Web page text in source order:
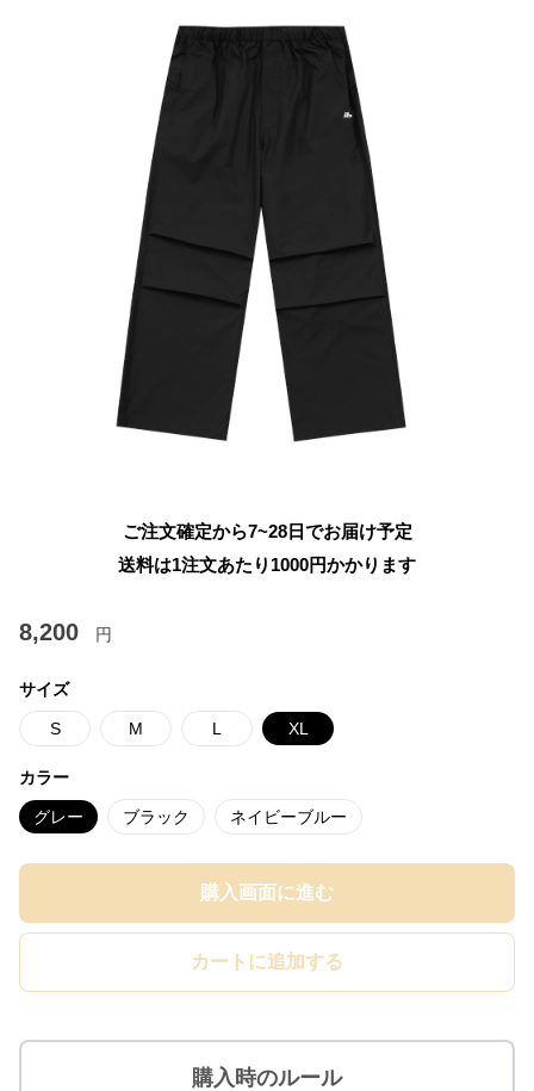
ご注文確定から7~28日でお届け予定
送料は1注文あたり 1000円かかります
8,200 円
サイズ
S M L XL
カラー
グレー ブラック ネイビーブルー
購入画面に進む
カートに追加する
購入時のルール